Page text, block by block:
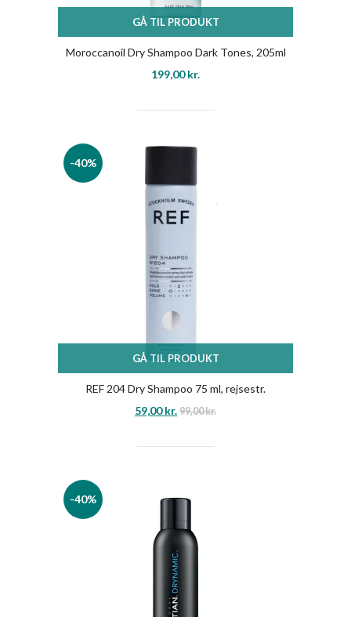
GÅ TIL PRODUKT
Moroccanoil Dry Shampoo Dark Tones, 205ml
199,00kr.
-40%
GÅ TIL PRODUKT
REF 204 Dry Shampoo 75 ml, rejsestr.
59,00kr. 99,00kr.
-40%